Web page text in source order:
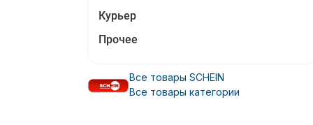
Курьер
Прочее
Все товары SCHEIN
Все товары категории